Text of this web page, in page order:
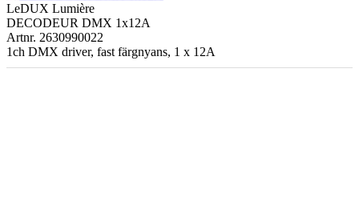
LeDUX Lumière
DECODEUR DMX 1x12A
Artnr. 2630990022
1ch DMX driver, fast färgnyans, 1 x 12A